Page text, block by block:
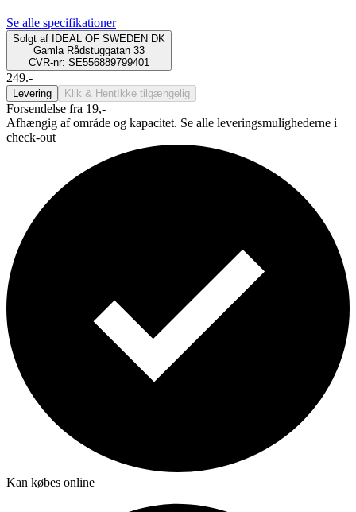
Se alle specifikationer
Solgt af
IDEAL OF SWEDEN DK
Gamla Rådstuggatan 33
CVR-nr: SE556889799401
249.-
Levering Klik & Hent Ikke tilgængelig
Forsendelse fra 19,-
Afhængig af område og kapacitet. Se alle leveringsmulighederne i
check-out
Kan købes online